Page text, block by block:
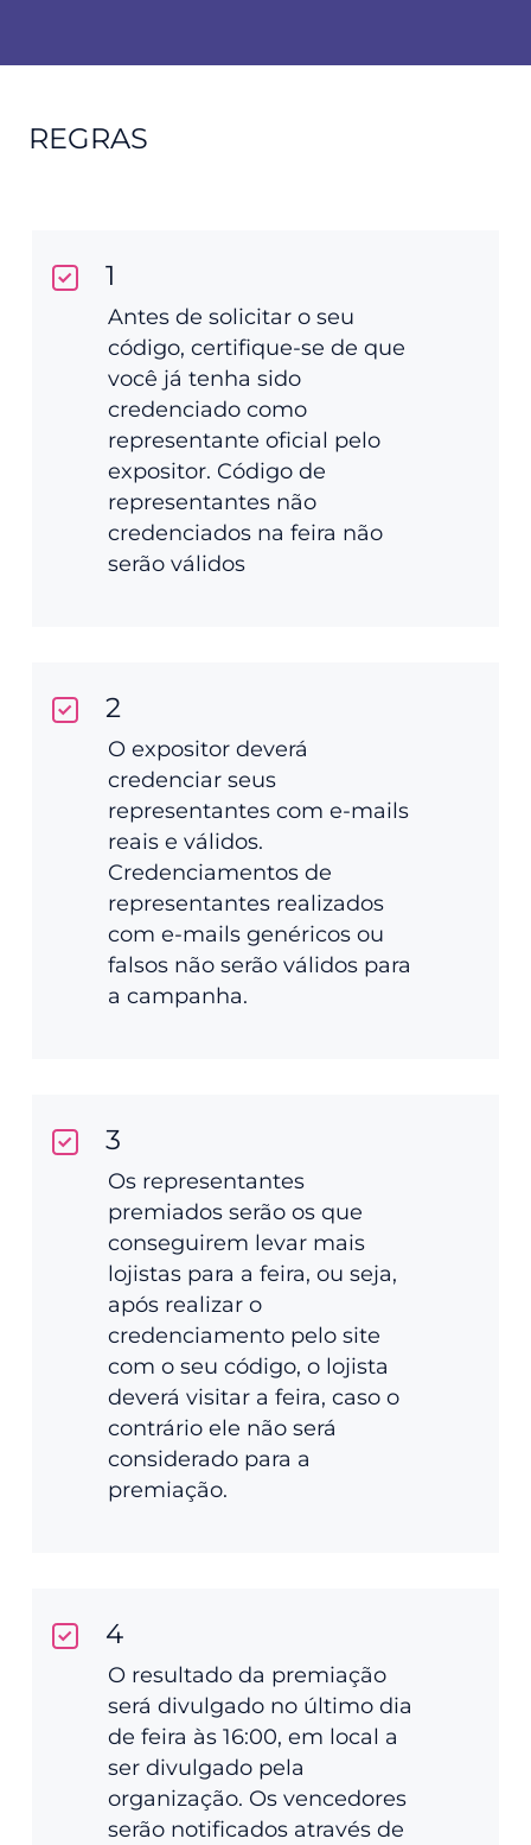
REGRAS
1
Antes de solicitar o seu
código, certifique-se de que
você já tenha sido
credenciado como
representante oficial pelo
expositor. Código de
representantes não
credenciados na feira não
serão válidos
2
O expositor deverá
credenciar seus
representantes com e-mails
reais e válidos.
Credenciamentos de
representantes realizados
com e-mails genéricos ou
falsos não serão válidos para
a campanha.
3
Os representantes
premiados serão os que
conseguirem levar mais
lojistas para a feira, ou seja,
após realizar o
credenciamento pelo site
com o seu código, o lojista
deverá visitar a feira, caso o
contrário ele não será
considerado para a
premiação.
4
O resultado da premiação
será divulgado no último dia
de feira às 16:00, em local a
ser divulgado pela
organização. Os vencedores
serão notificados através de